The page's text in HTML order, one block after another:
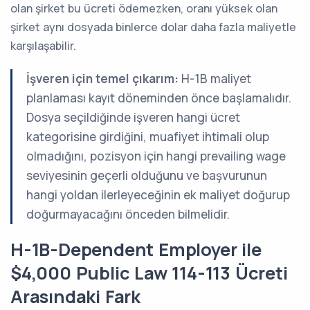
olan şirket bu ücreti ödemezken, oranı yüksek olan
şirket aynı dosyada binlerce dolar daha fazla maliyetle
karşılaşabilir.
İşveren için temel çıkarım: H-1B maliyet
planlaması kayıt döneminden önce başlamalıdır.
Dosya seçildiğinde işveren hangi ücret
kategorisine girdiğini, muafiyet ihtimali olup
olmadığını, pozisyon için hangi prevailing wage
seviyesinin geçerli olduğunu ve başvurunun
hangi yoldan ilerleyeceğinin ek maliyet doğurup
doğurmayacağını önceden bilmelidir.
H-1B-Dependent Employer ile
$4,000 Public Law 114-113 Ücreti
Arasındaki Fark